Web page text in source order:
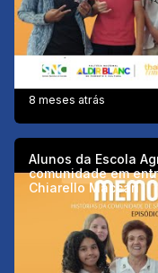
8 meses atrás
Alunos da Escola
comunidade em
Chiarello Maccari